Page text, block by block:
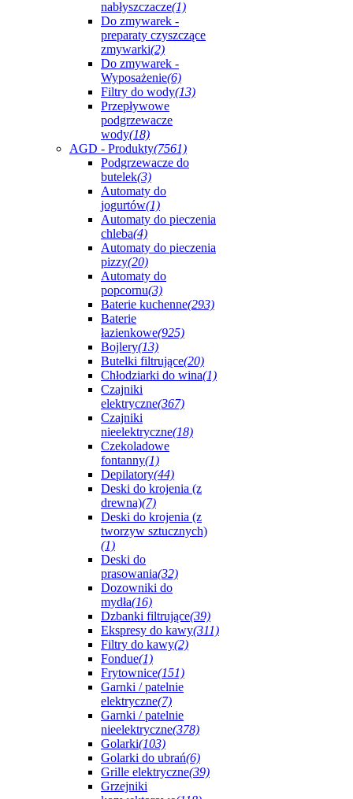
nabłyszczacze(1)
Do zmywarek -
preparaty czyszczące
zmywarki(2)
Do zmywarek -
Wyposażenie(6)
Filtry do wody(13)
Przepływowe
podgrzewacze
wody(18)
AGD - Produkty(7561)
Podgrzewacze do
butelek(3)
Automaty do
jogurtów(1)
Automaty do pieczenia
chleba(4)
Automaty do pieczenia
pizzy(20)
Automaty do
popcornu(3)
Baterie kuchenne(293)
Baterie
łazienkowe(925)
Bojlery(13)
Butelki filtrujące(20)
Chłodziarki do wina(1)
Czajniki
elektryczne(367)
Czajniki
nieelektryczne(18)
Czekoladowe
fontanny(1)
Depilatory(44)
Deski do krojenia (z
drewna)(7)
Deski do krojenia (z
tworzyw sztucznych)
(1)
Deski do
prasowania(32)
Dozowniki do
mydła(16)
Dzbanki filtrujące(39)
Ekspresy do kawy(311)
Filtry do kawy(2)
Fondue(1)
Frytownice(151)
Garnki / patelnie
elektryczne(7)
Garnki / patelnie
nieelektryczne(378)
Golarki(103)
Golarki do ubrań(6)
Grille elektryczne(39)
Grzejniki